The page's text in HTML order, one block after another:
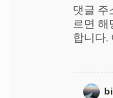
댓글 주
르면 해
합니다.